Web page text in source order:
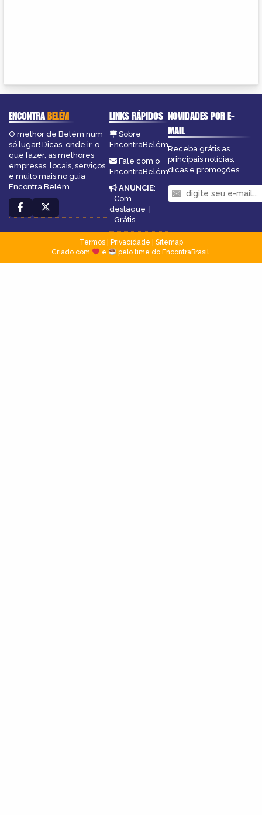
ENCONTRABELÉM
O melhor de Belém num
só lugar! Dicas, onde ir, o
que fazer, as melhores
empresas, locais, serviços
e muito mais no guia
Encontra Belém.
LINKS RÁPIDOS
Sobre
EncontraBelém
Fale com o
EncontraBelém
ANUNCIE:
Com
destaque |
Grátis
NOVIDADES POR E-
MAIL
Receba grátis as
principais notícias,
dicas e promoções
Termos| Privacidade
Sitemap
Criado com
e pelo time do EncontraBrasil